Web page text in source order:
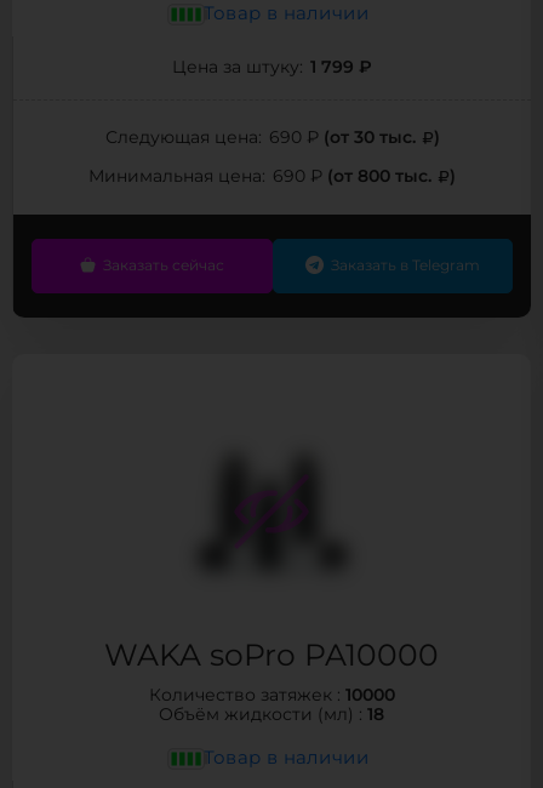
Товар в наличии
Цена за штуку: 1 799 ₽
Следующая цена: 690 ₽ (от 30 тыс. )
Минимальная цена: 690 ₽ (от 800 тыс. )
Заказать сейчас Заказать в Telegram
WAKA soPro PA10000
Количество затяжек : 10000
Объём жидкости (мл) : 18
Товар в наличии